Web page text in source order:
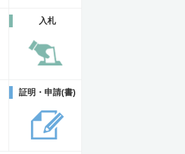
入札
証明・申請(書)